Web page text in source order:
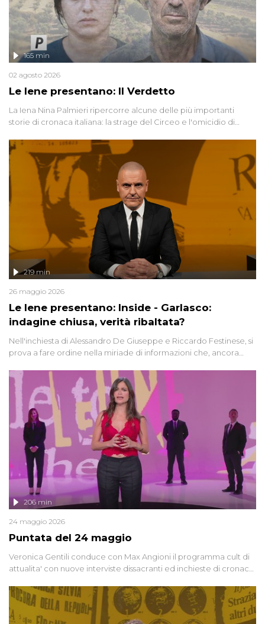
Le Iene presentano: Il Verdetto
165 min
02 agosto 2026
La Iena Nina Palmieri ripercorre alcune delle più importanti
storie di cronaca italiana: la strage del Circeo e l'omicidio di
Le Iene presentano: Inside - Garlasco:
indagine chiusa, verità ribaltata?
219 min
26 maggio 2026
Nell'inchiesta di Alessandro De Giuseppe e Riccardo Festinese, si
prova a fare ordine nella miriade di informazioni che, ancora
giudiziarie più discusse degli ultimi anni. Lo speciale ricostruisce la
vicenda mettendo in fila testimonianze, errori, dettagli
controversi e i protagonisti di un'indagine che sembra non avere
fine.
Puntata del 24 maggio
206 min
24 maggio 2026
Veronica Gentili conduce con Max Angioni il programma cult di
attualita' con nuove interviste dissacranti ed inchieste di cronaca